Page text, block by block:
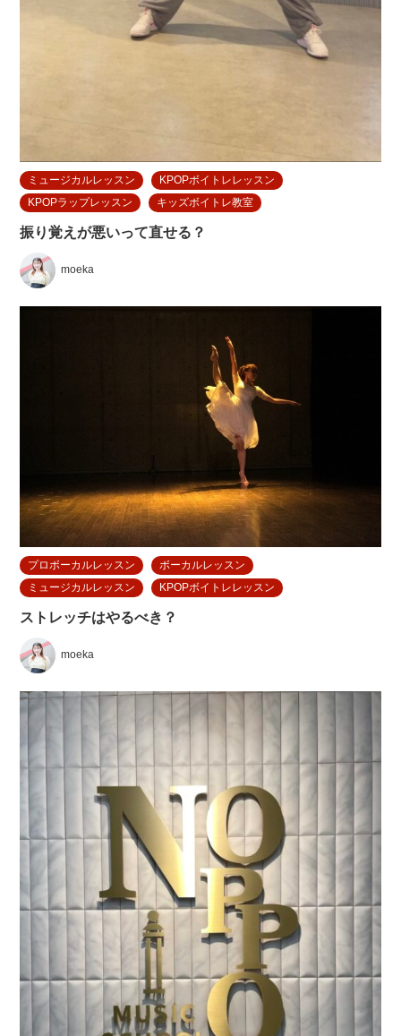
ミュージカルレッスン
KPOPボイトレレッスン
KPOPラップレッスン
キッズボイトレ教室
振り覚えが悪いって直せる？
moeka
プロボーカルレッスン
ボーカルレッスン
ミュージカルレッスン
KPOPボイトレレッスン
ストレッチはやるべき？
moeka